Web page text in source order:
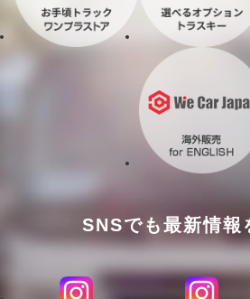
SNSでも最新情報